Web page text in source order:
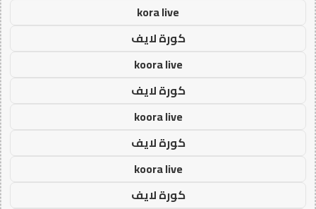
kora live
كورة لايف
koora live
كورة لايف
koora live
كورة لايف
koora live
كورة لايف